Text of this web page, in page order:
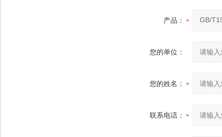
产品：
您的单位：
您的姓名：
联系电话：